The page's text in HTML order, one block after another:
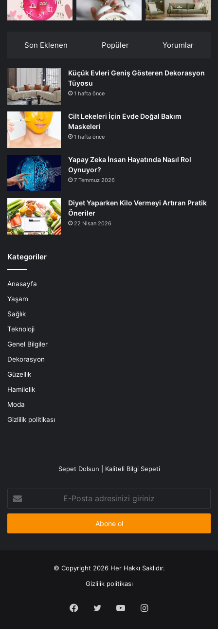
Son Eklenen Popüler Yorumlar
Küçük Evleri Geniş Gösteren Dekorasyon
Tüyosu
1 hafta önce
Cilt Lekeleri İçin Evde Doğal Bakım
Maskeleri
1 hafta önce
Yapay Zeka İnsan Hayatında Nasıl Rol
Oynuyor?
7 Temmuz 2026
Diyet Yaparken Kilo Vermeyi Artıran Pratik
Öneriler
22 Nisan 2026
Kategoriler
Anasayfa
Yaşam
Sağlık
Teknoloji
Genel Bilgiler
Dekorasyon
Güzellik
Hamilelik
Moda
Gizlilik politikası
Sepet Dolsun | Kaliteli Bilgi Sepeti
Posta
adresinizi
© Copyright 2026 Her Hakkı Saklıdır.
Gizlilik politikası
Facebook
X YouTubeInstagram